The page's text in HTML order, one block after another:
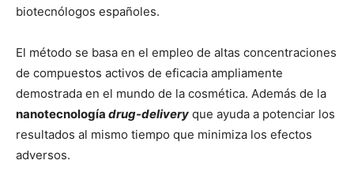
biotecnólogos españoles.
El método se basa en el empleo de altas concentraciones
de compuestos activos de eficacia ampliamente
demostrada en el mundo de la cosmética. Además de la
nanotecnología drug-delivery que ayuda a potenciar los
resultados al mismo tiempo que minimiza los efectos
adversos.